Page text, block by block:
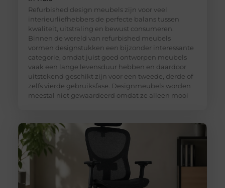
Refurbished design meubels zijn voor veel
interieurliefhebbers de perfecte balans tussen
kwaliteit, uitstraling en bewust consumeren.
Binnen de wereld van refurbished meubels
vormen designstukken een bijzonder interessante
categorie, omdat juist goed ontworpen meubels
vaak een lange levensduur hebben en daardoor
uitstekend geschikt zijn voor een tweede, derde of
zelfs vierde gebruiksfase. Designmeubels worden
meestal niet gewaardeerd omdat ze alleen mooi